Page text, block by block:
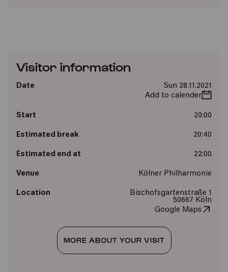
Visitor information
Date
Sun 28.11.2021
Add to calender
Start 20:00
Estimated break 20:40
Estimated end at 22:00
Venue Kölner Philharmonie
Location
Bischofsgartenstraße 1
50667 Köln
Google Maps
MORE ABOUT YOUR VISIT